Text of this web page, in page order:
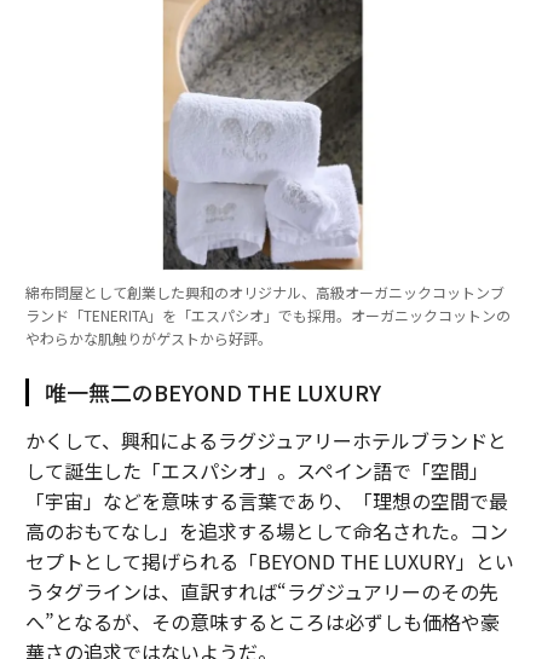
綿布問屋として創業した興和のオリジナル、高級オーガニックコットンブ
ランド「TENERITA」を「エスパシオ」でも採用。オーガニックコットンの
やわらかな肌触りがゲストから好評。
唯一無二のBEYOND THE LUXURY
かくして、興和によるラグジュアリーホテルブランドと
して誕生した「エスパシオ」。スペイン語で「空間」
「宇宙」などを意味する言葉であり、「理想の空間で最
高のおもてなし」を追求する場として命名された。コン
セプトとして掲げられる「BEYOND THE LUXURY」とい
うタグラインは、直訳すれば“ラグジュアリーのその先
へ”となるが、その意味するところは必ずしも価格や豪
華さの追求ではないようだ。